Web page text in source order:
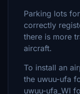
Parking lots
correctly
there is more
aircraft.
To install an
the uwuu-ufa
uwuu-ufa_WI